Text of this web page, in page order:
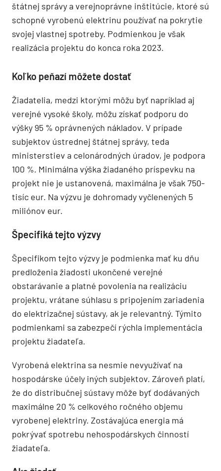
štátnej správy a verejnoprávne inštitúcie, ktoré sú
schopné vyrobenú elektrinu používať na pokrytie
svojej vlastnej spotreby. Podmienkou je však
realizácia projektu do konca roka 2023.
Koľko peňazí môžete dostať
Žiadatelia, medzi ktorými môžu byť napríklad aj
verejné vysoké školy, môžu získať podporu do
výšky 95 % oprávnených nákladov. V prípade
subjektov ústrednej štátnej správy, teda
ministerstiev a celonárodných úradov, je podpora
100 %. Minimálna výška žiadaného príspevku na
projekt nie je ustanovená, maximálna je však 750-
tisíc eur. Na výzvu je dohromady vyčlenených 5
miliónov eur.
Špecifiká tejto výzvy
Špecifikom tejto výzvy je podmienka mať ku dňu
predloženia žiadosti ukončené verejné
obstarávanie a platné povolenia na realizáciu
projektu, vrátane súhlasu s pripojením zariadenia
do elektrizačnej sústavy, ak je relevantný. Týmito
podmienkami sa zabezpečí rýchla implementácia
projektu žiadateľa.
Vyrobená elektrina sa nesmie nevyužívať na
hospodárske účely iných subjektov. Zároveň platí,
že do distribučnej sústavy môže byť dodávaných
maximálne 20 % celkového ročného objemu
vyrobenej elektriny. Zostávajúca energia má
pokrývať spotrebu nehospodárskych činností
žiadateľa.